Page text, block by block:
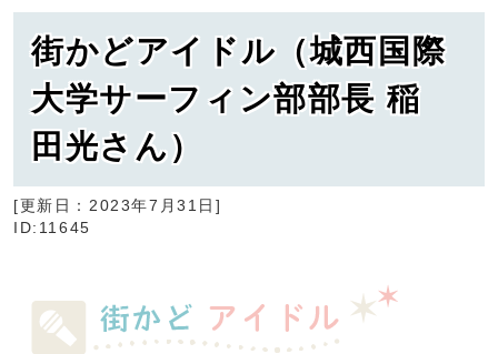
街かどアイドル（城西国際
大学サーフィン部部長 稲
田光さん）
[更新日： 2023年7月31日 ]
ID:11645